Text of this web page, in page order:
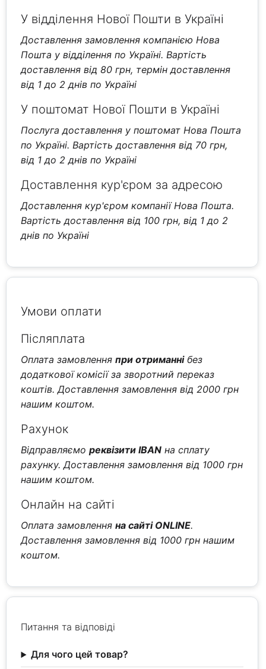
У відділення Нової Пошти в Україні
Доставлення замовлення компанією Нова
Пошта у відділення по Україні. Вартість
доставлення від 80 грн, термін доставлення
від 1 до 2 днів по Україні
У поштомат Нової Пошти в Україні
Послуга доставлення у поштомат Нова Пошта
по Україні. Вартість доставлення від 70 грн,
від 1 до 2 днів по Україні
Доставлення кур'єром за адресою
Доставлення кур'єром компанії Нова Пошта.
Вартість доставлення від 100 грн, від 1 до 2
днів по Україні
Умови оплати
Післяплата
Оплата замовленняпри отриманнібез
додаткової комісії за зворотний переказ
коштів. Доставлення замовлення від 2000 грн
нашим коштом.
Рахунок
Відправляємореквізити IBAN на сплату
рахунку. Доставлення замовлення від 1000 грн
нашим коштом.
Онлайн на сайті
Оплата замовленняна сайті ONLINE.
Доставлення замовлення від 1000 грн нашим
коштом.
Питання та відповіді
Для чого цей товар?